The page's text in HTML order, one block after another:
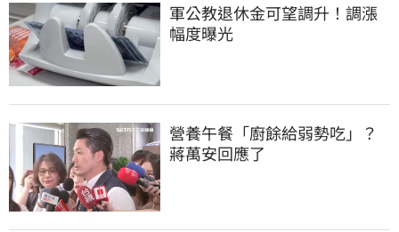
軍公教退休金可望調升！調漲
幅度曝光
營養午餐「廚餘給弱勢吃」？
蔣萬安回應了